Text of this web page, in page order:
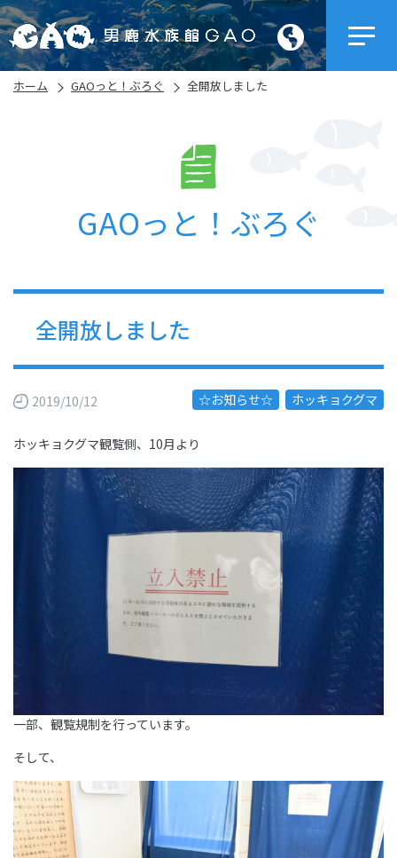
ホーム GAOっと！ぶろぐ 全開放しました
GAOっと！ぶろぐ
全開放しました
2019/10/12 ☆お知らせ☆ ホッキョクグマ
ホッキョクグマ観覧側、10月より
一部、観覧規制を行っています。
そして、